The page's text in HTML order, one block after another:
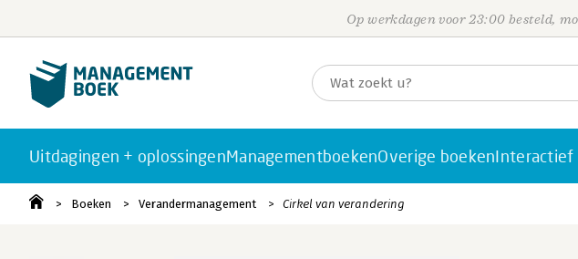
Op werkdagen voor 23:00 besteld,
Uitdagingen + oplossingenManagementboekenOverige boekenInteractief
Boeken Verandermanagement Cirkel van verandering